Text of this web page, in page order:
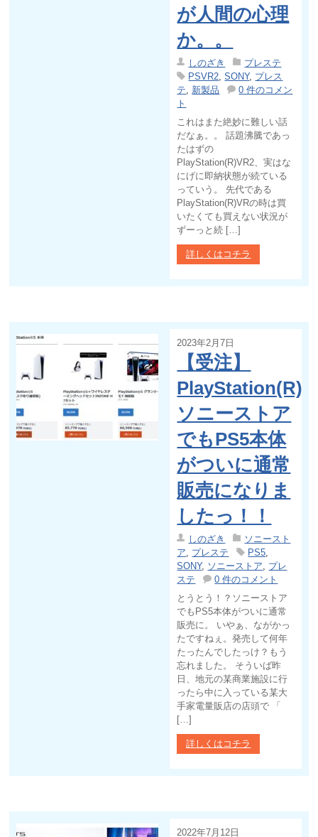
が人間の心理
か。。
しのざき
プレステ
PSVR2 ,SONY, プレス
テ
新製品
0 件のコメン
ト
これはまた絶妙に難しい話
だなぁ。。 話題沸騰であっ
たはずの
PlayStation(R)VR2、実はな
にげに即納状態が続ている
っていう。 先代である
PlayStation(R)VRの時は買
いたくても買えない状況が
ずーっと続 […]
詳しくはコチラ
2023年2月7日
【受注】
PlayStation(R)5
ソニーストア
でもPS5本体
がついに通常
販売になりま
したっ！！
しのざき
ソニースト
ア
プレステ PS5
SONY, ソニーストア
プレ
ステ
0 件のコメント
とうとう！？ソニーストア
でもPS5本体がついに通常
販売に。 いやぁ、ながかっ
たですねぇ。発売して何年
たったんでしたっけ？もう
忘れました。 そういば昨
日、地元の某商業施設に行
ったら中に入っている某大
手家電量販店の店頭で 「
[…]
詳しくはコチラ
2022年7月12日